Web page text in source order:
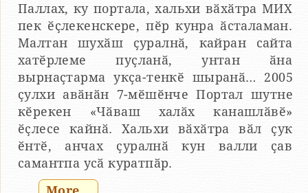
Паллах, ку портала, хальхи вӑхӑтра МИХ
пек ӗҫлекенскере, пӗр кунра ӑсталаман.
Малтан шухӑш ҫуралнӑ, кайран сайта
хатӗрлеме пуҫланӑ, унтан ӑна
вырнаҫтарма укҫа-тенкӗ шыранӑ… 2005
ҫулхи авӑнӑн 7-мӗшӗнче Портал шутне
кӗрекен «Чӑваш халӑх канашлӑвӗ»
ӗҫлесе кайнӑ. Хальхи вӑхӑтра вӑл ҫук
ӗнтӗ, анчах ҫуралнӑ кун валли ҫав
самантпа усӑ куратпӑр.